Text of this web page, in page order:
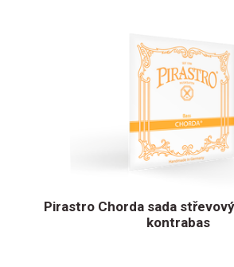
Pirastro Chorda sada
kontrabas